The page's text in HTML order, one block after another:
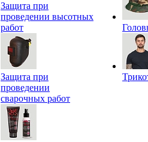
Защита при
проведении высотных
работ
Защита при
проведении
сварочных работ